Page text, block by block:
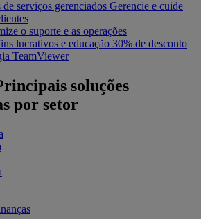
de serviços gerenciados Gerencie e cuide
o suporte e as operações
lucrativos e educação 30% de desconto
TeamViewer
soluções
por setor